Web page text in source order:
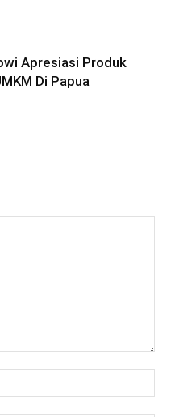
Apresiasi Produk
Di Papua